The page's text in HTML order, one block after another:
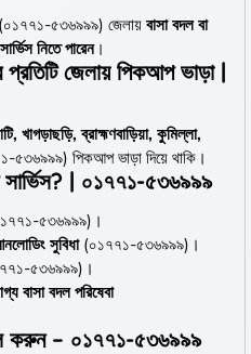
(০১৭৭১-৫৩৬৯৯৯) জেলায় বাসা বদল বা
নিতে পারেন।
প্রতিটি জেলায় পিকআপ ভাড়া |
খাগড়াছড়ি, ব্রাহ্মণবাড়িয়া, কুমিল্লা,
৫৩৬৯৯৯) পিকআপ ভাড়া দিয়ে থাকি।
| ০১৭৭১-৫৩৬৯৯৯
৫৩৬৯৯৯)।
সুবিধা(০১৭৭১-৫৩৬৯৯৯)।
৫৩৬৯৯৯)।
বাসা বদল পরিষেবা
করুন – ০১৭৭১-৫৩৬৯৯৯